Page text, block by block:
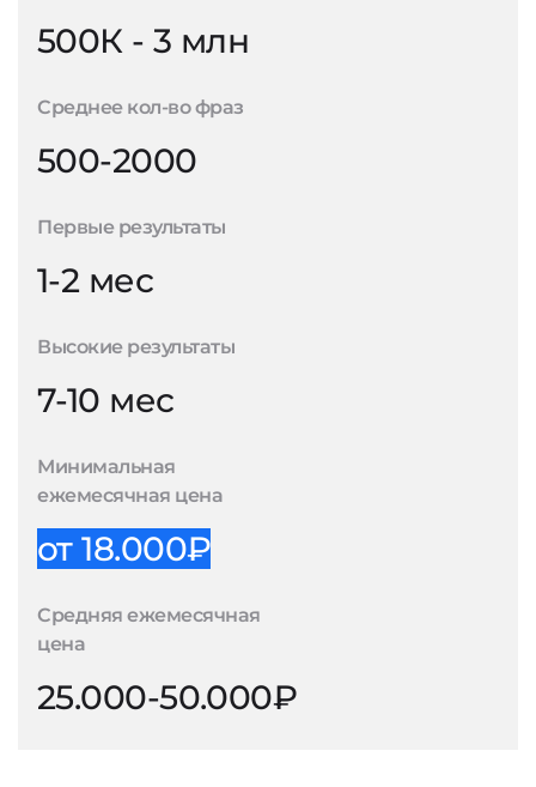
500К - 3 млн
Среднее кол-во фраз
500-2000
Первые результаты
1-2 мес
Высокие результаты
7-10 мес
Минимальная
ежемесячная цена
от 18.000₽
Средняя ежемесячная
цена
25.000-50.000₽